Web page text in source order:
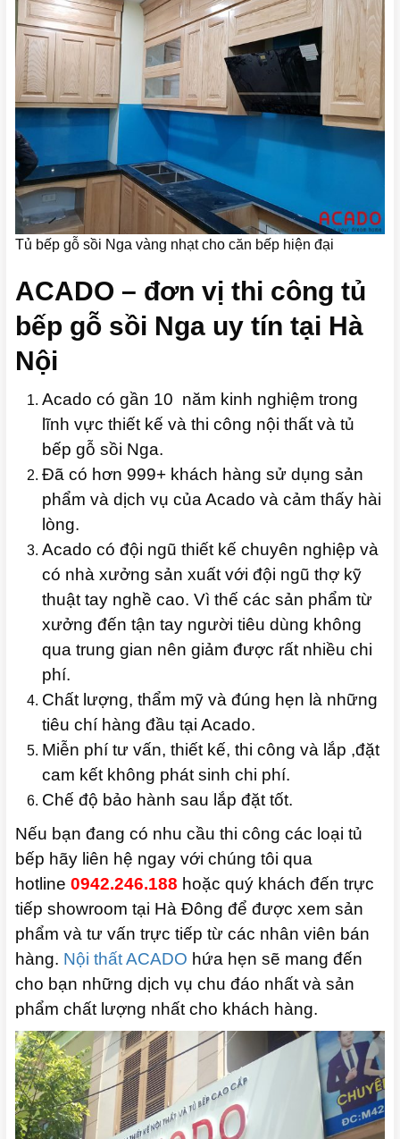
Tủ bếp gỗ sồi Nga vàng nhạt cho căn bếp hiện đại
ACADO – đơn vị thi công tủ
bếp gỗ sồi Nga uy tín tại Hà
Nội
Acado có gần 10 năm kinh nghiệm trong
lĩnh vực thiết kế và thi công nội thất và tủ
bếp gỗ sồi Nga.
Đã có hơn 999+ khách hàng sử dụng sản
phẩm và dịch vụ của Acado và cảm thấy hài
lòng.
Acado có đội ngũ thiết kế chuyên nghiệp và
có nhà xưởng sản xuất với đội ngũ thợ kỹ
thuật tay nghề cao. Vì thế các sản phẩm từ
xưởng đến tận tay người tiêu dùng không
qua trung gian nên giảm được rất nhiều chi
phí.
Chất lượng, thẩm mỹ và đúng hẹn là những
tiêu chí hàng đầu tại Acado.
Miễn phí tư vấn, thiết kế, thi công và lắp ,đặt
cam kết không phát sinh chi phí.
Chế độ bảo hành sau lắp đặt tốt.
Nếu bạn đang có nhu cầu thi công các loại tủ
bếp hãy liên hệ ngay với chúng tôi qua
hotline 0942.246.188 hoặc quý khách đến trực
tiếp showroom tại Hà Đông để được xem sản
phẩm và tư vấn trực tiếp từ các nhân viên bán
hàng. Nội thất ACADO hứa hẹn sẽ mang đến
cho bạn những dịch vụ chu đáo nhất và sản
phẩm chất lượng nhất cho khách hàng.